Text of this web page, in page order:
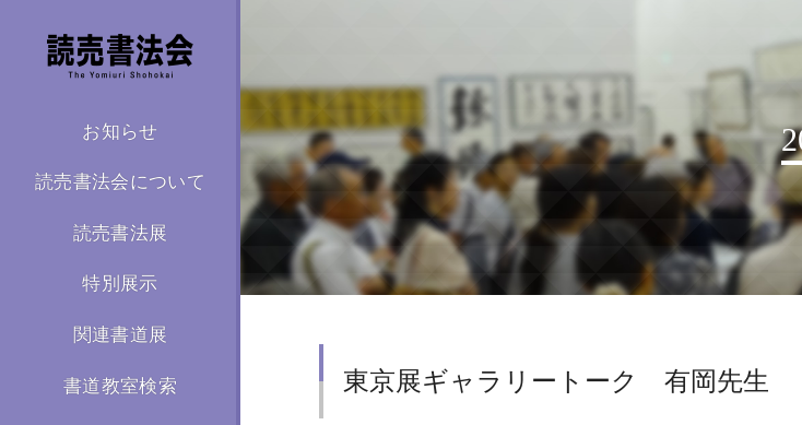
お知らせ
読売書法会について
読売書法展
特別展示
関連書道展
書道教室検索 東京展ギャラリートーク 有岡先生
お知らせ
読売書法会につ
読売書法展
関連書道展